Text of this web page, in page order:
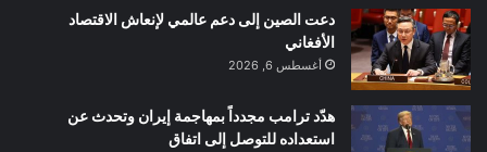
دعت الصين إلى دعم عالمي لإنعاش الاقتصاد
الأفغاني
أغسطس 6, 2026
هدّد ترامب مجدداً بمهاجمة إيران وتحدث عن
استعداده للتوصل إلى اتفاق